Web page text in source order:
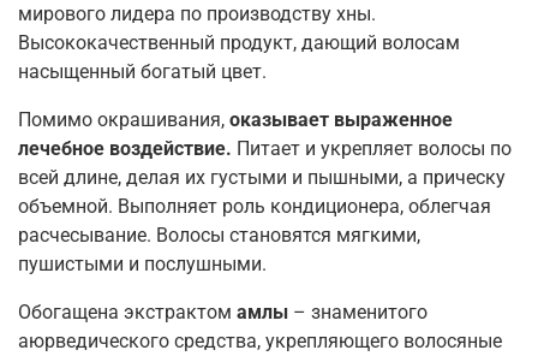
мирового лидера по производству хны.
Высококачественный продукт, дающий волосам
насыщенный богатый цвет.
Помимо окрашивания, оказывает выраженное
лечебное воздействие. Питает и укрепляет волосы по
всей длине, делая их густыми и пышными, а прическу
объемной. Выполняет роль кондиционера, облегчая
расчесывание. Волосы становятся мягкими,
пушистыми и послушными.
Обогащена экстрактом амлы – знаменитого
аюрведического средства, укрепляющего волосяные